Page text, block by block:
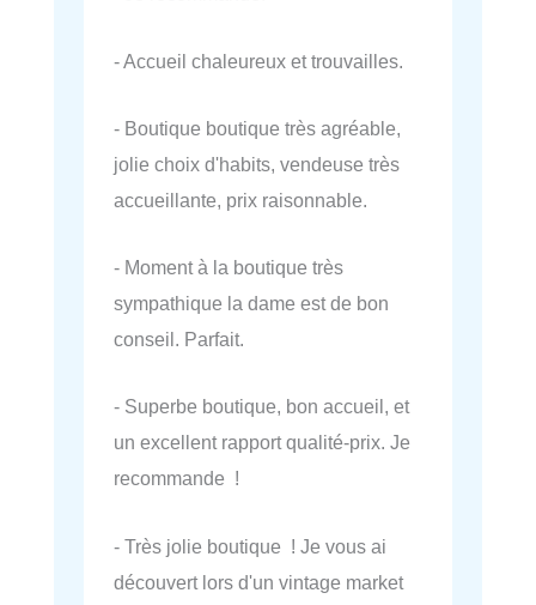
- Accueil chaleureux et trouvailles.
- Boutique boutique très agréable,
jolie choix d'habits, vendeuse très
accueillante, prix raisonnable.
- Moment à la boutique très
sympathique la dame est de bon
conseil. Parfait.
- Superbe boutique, bon accueil, et
un excellent rapport qualité-prix. Je
recommande !
- Très jolie boutique ! Je vous ai
découvert lors d'un vintage market